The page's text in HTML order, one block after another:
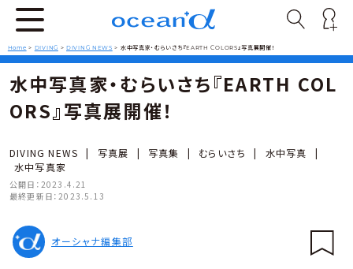
Home > DIVING >DIVING NEWS > 水中写真家・むらいさち『EARTH COLORS』写真展開催！
水中写真家・むらいさち『EARTH COL
ORS』写真展開催！
DIVING NEWS | 写真展 | 写真集 | むらいさち | 水中写真
|
水中写真家
公開日： 2023.4.21
最終更新日： 2023.5.13
オーシャナ編集部